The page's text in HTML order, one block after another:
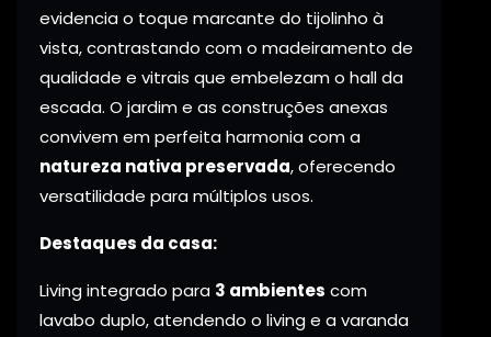
evidencia o toque marcante do tijolinho à
vista, contrastando com o madeiramento de
qualidade e vitrais que embelezam o hall da
escada. O jardim e as construções anexas
convivem em perfeita harmonia com a
natureza nativa preservada, oferecendo
versatilidade para múltiplos usos.
Destaques da casa:
Living integrado para 3 ambientes com
lavabo duplo, atendendo o living e a varanda